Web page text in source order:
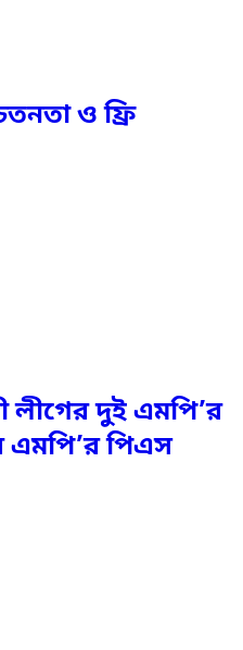
ও ফ্রি
দুই এমপি’র
পিএস